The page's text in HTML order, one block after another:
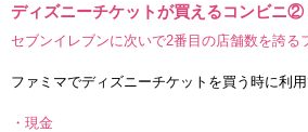
ディズニーチケットが買えるコンビニ②
セブンイレブンに次いで2番目の店舗数を誇る
ファミマでディズニーチケットを買う時に利
・現金